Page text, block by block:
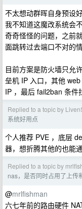
不太想动群晖自身预设
我不知道这魔改系统会
奇奇怪怪的问题，之前
面跳转过去端口不对的
目前方案是防火墙只允
垒机 IP 入口，其他
IP ，最后 fail2ban 条件
Replied to a topic by
系统好用点
个人推荐 PVE ，底层
器，想折腾其他的也能
Replied to a topic by
nas，是否同时占用了上传
@mrlfishman
六七年前的路由硬件